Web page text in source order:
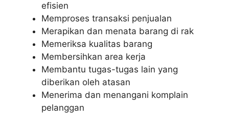
efisien
Memproses transaksi penjualan
Merapikan dan menata barang di rak
Memeriksa kualitas barang
Membersihkan area kerja
Membantu tugas-tugas lain yang
diberikan oleh atasan
Menerima dan menangani komplain
pelanggan